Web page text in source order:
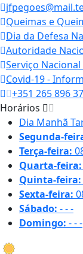
Queimas e
Dia da Defesa
Autoridade
Serviço
Covid-19 -
+351 265 896
Horários
Dia Manhã
Segunda-
Terça-feira:
Quarta-feira:
Quinta-feira:
Sexta-feira:
Sábado: ---
Domingo: ---